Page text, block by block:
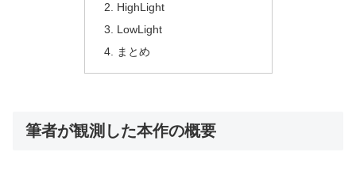
HighLight
LowLight
まとめ
筆者が観測した本作の概要